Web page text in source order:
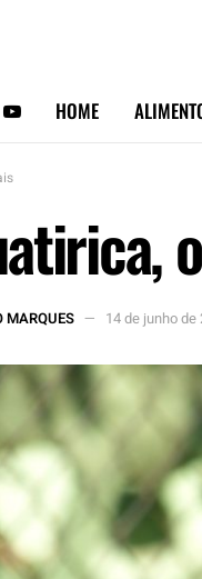
HOME
MARQUES 14 de junho de